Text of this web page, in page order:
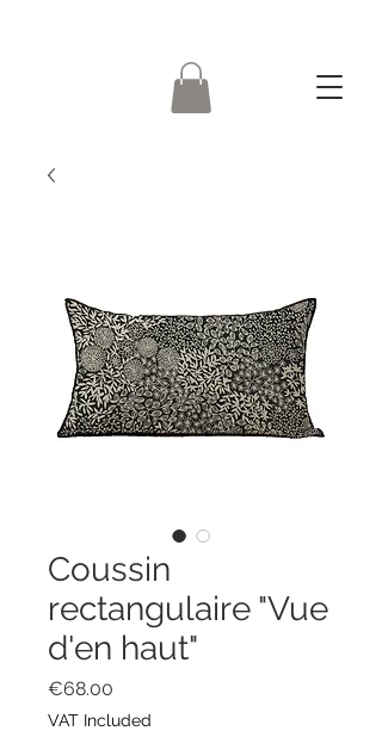
Coussin
rectangulaire "Vue
d'en haut"
€68.00
VAT Included